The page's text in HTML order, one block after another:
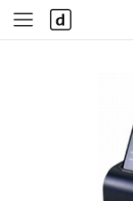
사
이
다
나
와